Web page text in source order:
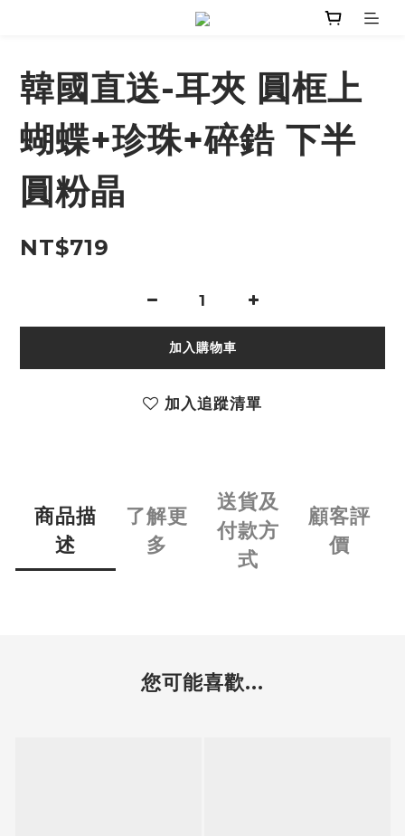
韓國直送-耳夾 圓框上
蝴蝶+珍珠+碎鋯 下半
圓粉晶
NT$719
加入購物車
加入追蹤清單
商品描
述
了解更
多
送貨及
付款方
式
顧客評
價
您可能喜歡...